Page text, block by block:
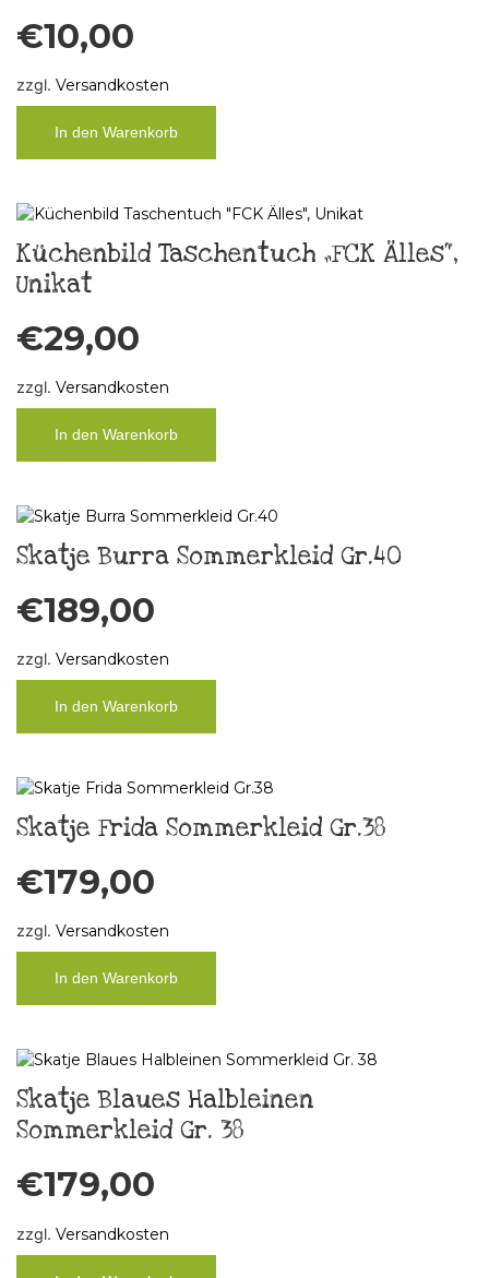
€10,00
zzgl. Versandkosten
In den Warenkorb
Küchenbild Taschentuch „FCK Älles“,
Unikat
€29,00
zzgl. Versandkosten
In den Warenkorb
Skatje Burra Sommerkleid Gr.40
€189,00
zzgl. Versandkosten
In den Warenkorb
Skatje Frida Sommerkleid Gr.38
€179,00
zzgl. Versandkosten
In den Warenkorb
Skatje Blaues Halbleinen
Sommerkleid Gr. 38
€179,00
zzgl. Versandkosten